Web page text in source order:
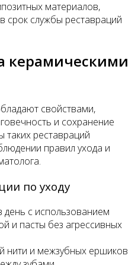
материалов,
срок службы реставраций
керамическими
свойствами,
и сохранение
таких реставраций
правил ухода и
по уходу
день с использованием
и пасты без агрессивных
нити и межзубных ершиков